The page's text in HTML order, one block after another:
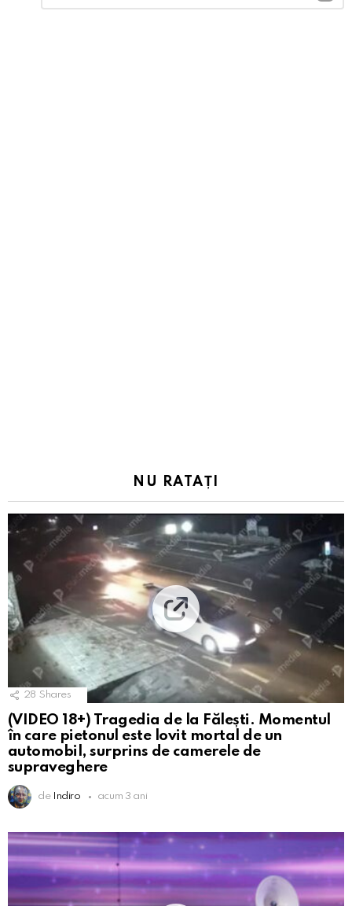
răspuns
NU RATAȚI
28 Shares
(VIDEO 18+) Tragedia de la Fălești. Momentul
în care pietonul este lovit mortal de un
automobil, surprins de camerele de
supraveghere
de Indiro acum 3 ani